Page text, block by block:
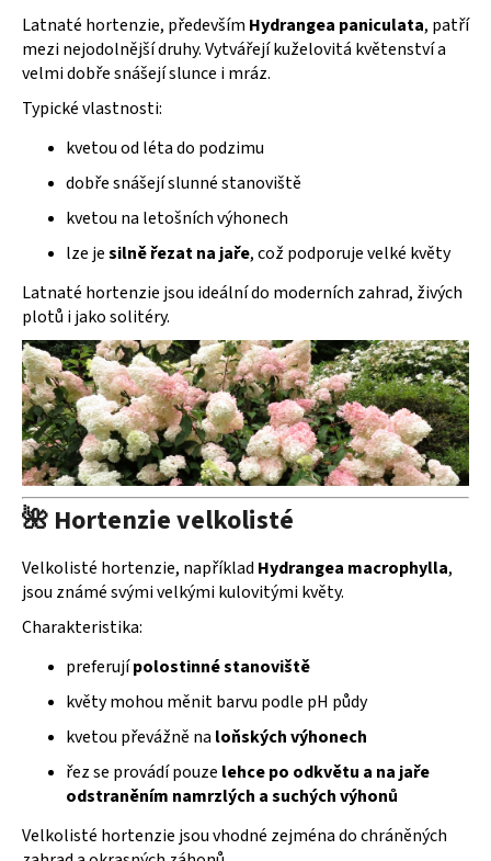
v
k
y
p
i
u
Latnaté hortenzie, především Hydrangea paniculata, patří
mezi nejodolnější druhy. Vytvářejí kuželovitá květenství a
velmi dobře snášejí slunce i mráz.
Typické vlastnosti:
kvetou od léta do podzimu
dobře snášejí slunné stanoviště
kvetou na letošních výhonech
lze jesilně řezat na jaře, což podporuje velké květy
Latnaté hortenzie jsou ideální do moderních zahrad, živých
plotů i jako solitéry.
🌺 Hortenzie velkolisté
Velkolisté hortenzie, například Hydrangea macrophylla,
jsou známé svými velkými kulovitými květy.
Charakteristika:
preferujípolostinné stanoviště
květy mohou měnit barvu podle pH půdy
kvetou převážně na loňských výhonech
řez se provádí pouze lehce po odkvětu a na jaře
odstraněním namrzlých a suchých výhonů
Velkolisté hortenzie jsou vhodné zejména do chráněných